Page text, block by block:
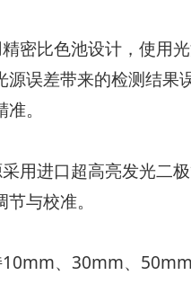
密比色池设计，使用
源误差带来的检测结果
。
用进口超高亮发光二
与校准。
、30mm、